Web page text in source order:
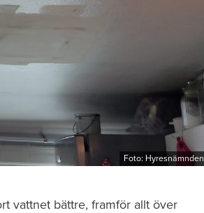
Foto: Hyresnämnden
vattnet bättre, framför allt över